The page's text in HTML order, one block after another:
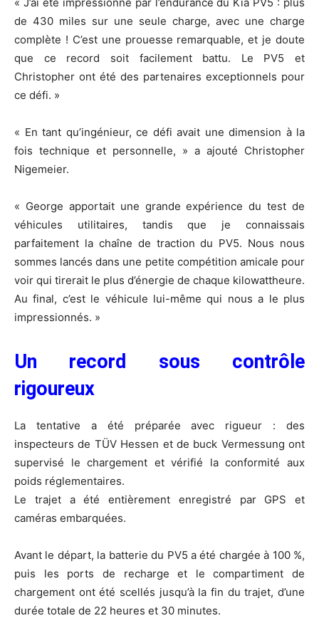
de 430 miles sur une seule charge, avec une charge
complète ! C’est une prouesse remarquable, et je doute
que ce record soit facilement battu. Le PV5 et
Christopher ont été des partenaires exceptionnels pour
ce défi. »
« En tant qu’ingénieur, ce défi avait une dimension à la
fois technique et personnelle, » a ajouté Christopher
Nigemeier.
« George apportait une grande expérience du test de
véhicules utilitaires, tandis que je connaissais
parfaitement la chaîne de traction du PV5. Nous nous
sommes lancés dans une petite compétition amicale pour
voir qui tirerait le plus d’énergie de chaque kilowattheure.
Au final, c’est le véhicule lui-même qui nous a le plus
impressionnés. »
Un record sous contrôle
rigoureux
La tentative a été préparée avec rigueur : des
inspecteurs de TÜV Hessen et de buck Vermessung ont
supervisé le chargement et vérifié la conformité aux
poids réglementaires.
Le trajet a été entièrement enregistré par GPS et
caméras embarquées.
Avant le départ, la batterie du PV5 a été chargée à 100 %,
puis les ports de recharge et le compartiment de
chargement ont été scellés jusqu’à la fin du trajet, d’une
durée totale de 22 heures et 30 minutes.